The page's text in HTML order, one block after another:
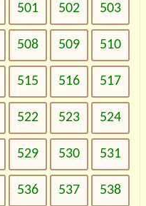
501 502 503
508 509 510
515 516 517
522 523 524
529 530 531
536 537 538